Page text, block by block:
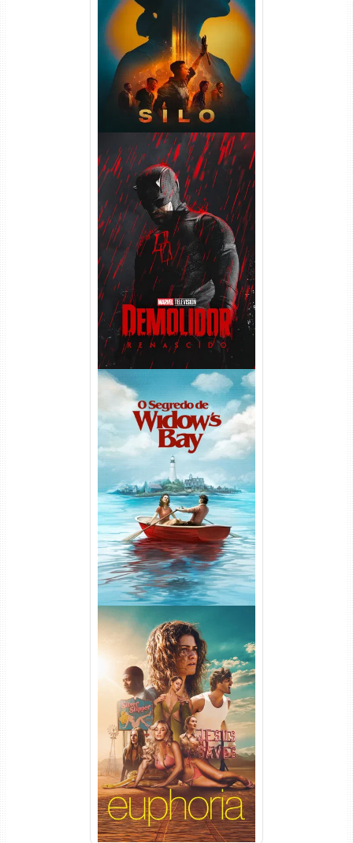
Silo 2ª Temporada (2024)
WEB-DL 1080p Dual Áudio
Demolidor: Renascido 2ª
Temporada (2026) WEB-DL
1080p Dual Áudio
O Segredo de Widow’s Bay
1ª Temporada Torrent (2026)
WEB-DL 1080p Dual Áudio
Euphoria 3ª Temporada
Torrent (2026) WEB-DL 1080p
Dual Áudio